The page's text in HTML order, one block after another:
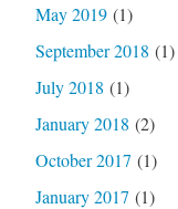
May 2019(1)
September 2018 (1)
July 2018 (1)
January 2018 (2)
October 2017 (1)
January 2017 (1)